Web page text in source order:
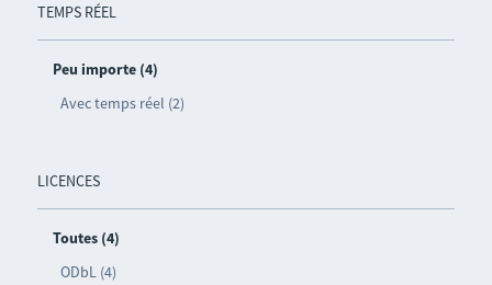
TEMPS RÉEL
Peu importe (4)
Avec temps réel (2)
LICENCES
Toutes (4)
ODbL (4)